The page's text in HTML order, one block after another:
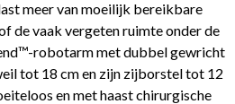
meer van moeilijk bereikbare
de vaak vergeten ruimte onder de
robotarm met dubbel gewricht
tot 18 cm en zijn zijborstel tot 12
en met haast chirurgische